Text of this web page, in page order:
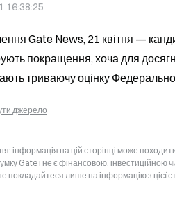
16:38:25
Gate News, 21 квітня —
покращення, хоча для
триваючу оцінку
джерело
інформація на цій сторінці може
Gate і не є фінансовою,
покладайтеся лише на інформацію з цієї